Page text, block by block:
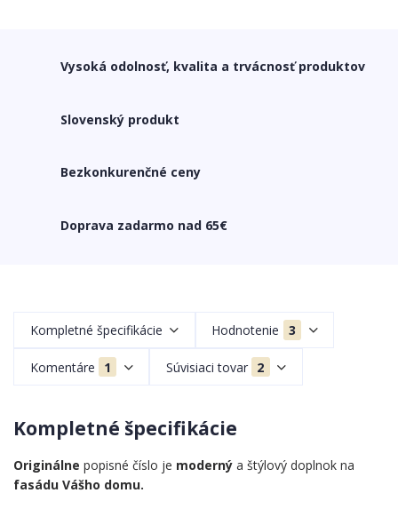
Vysoká odolnosť, kvalita a trvácnosť produktov
Slovenský produkt
Bezkonkurenčné ceny
Doprava zadarmo nad 65€
Kompletné špecifikácie Hodnotenie 3
Komentáre 1 Súvisiaci tovar 2
Kompletné špecifikácie
Originálne popisné číslo je moderný a štýlový doplnok na
fasádu Vášho domu.